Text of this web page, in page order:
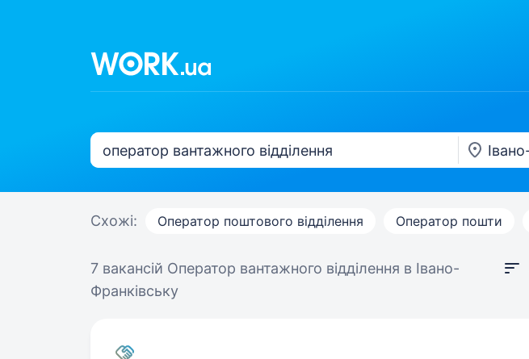
Схожі: Оператор поштового відділення Оператор пошти
7 вакансій Оператор вантажного відділення в Івано-
Франківську